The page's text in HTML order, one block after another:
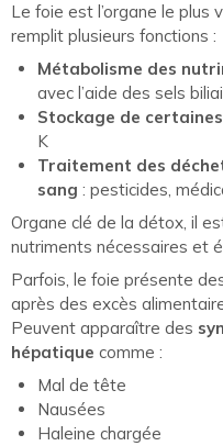
Le foie est l’organe le plus
remplit plusieurs fonctions :
Métabolisme des
avec l’aide des sels
Stockage de
K
Traitement des
sang : pesticides,
Organe clé de la détox, il
nutriments nécessaires et
Parfois, le foie présente
après des excès
Peuvent apparaître des
hépatique comme :
Mal de tête
Nausées
Haleine chargée